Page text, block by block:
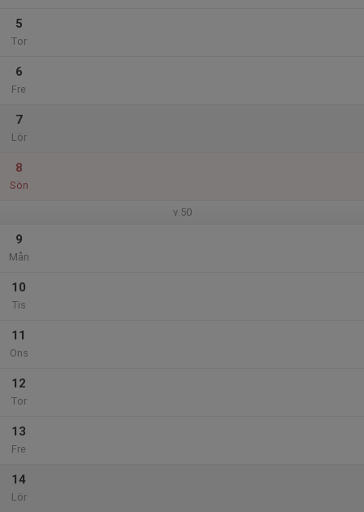
5
Tor
6
Fre
7
Lör
8
Sön
v.50
9
Mån
10
Tis
11
Ons
12
Tor
13
Fre
14
Lör